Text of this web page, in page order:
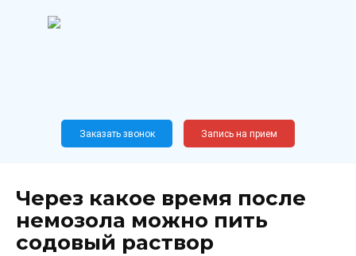
Новослободская, 62, к12
Заказать звонок Запись на прием
Через какое время после
немозола можно пить
содовый раствор